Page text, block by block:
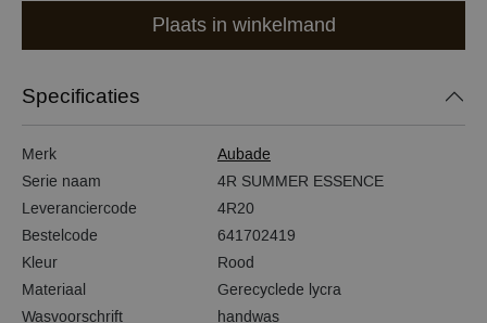
Plaats in winkelmand
Specificaties
Merk
Aubade
Serie naam
4R SUMMER ESSENCE
Leveranciercode
4R20
Bestelcode
641702419
Kleur
Rood
Materiaal
Gerecyclede lycra
Wasvoorschrift
handwas